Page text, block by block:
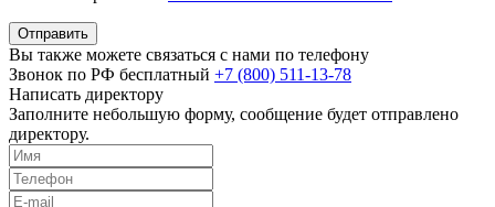
Отправить
Вы также можете связаться с нами по телефону
Звонок по РФ бесплатный +7 (800) 511-13-78
Написать директору
Заполните небольшую форму, сообщение будет отправлено
директору.